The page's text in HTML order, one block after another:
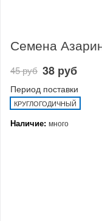
Семена
45 руб 38 руб
Период поставки
КРУГЛОГОДИЧНЫЙ
Наличие: много